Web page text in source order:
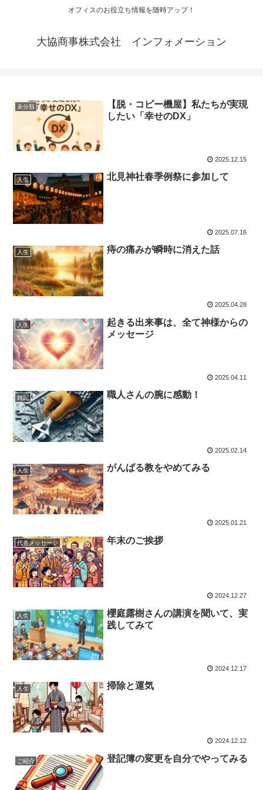
オフィスのお役立ち情報を随時アップ！
大協商事株式会社 インフォメーション
未分類
【脱・コピー機屋】私たちが実現
したい「幸せのDX」
2025.12.15
人生 北見神社春季例祭に参加して
2025.07.16
人生 痔の痛みが瞬時に消えた話
2025.04.28
人生
起きる出来事は、全て神様からの
メッセージ
2025.04.11
雑記 職人さんの腕に感動！
2025.02.14
人生 がんばる教をやめてみる
2025.01.21
代表メッセージ 年末のご挨拶
2024.12.27
人生
櫻庭露樹さんの講演を聞いて、実
践してみて
2024.12.17
人生 掃除と運気
2024.12.12
ご紹介 登記簿の変更を自分でやってみる